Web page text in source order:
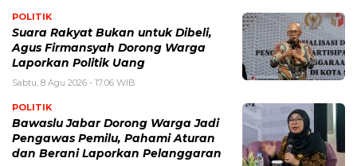
POLITIK
Suara Rakyat Bukan untuk Dibeli,
Agus Firmansyah Dorong Warga
Laporkan Politik Uang
Sabtu, 8 Agu 2026 - 17:06 WIB
POLITIK
Bawaslu Jabar Dorong Warga Jadi
Pengawas Pemilu, Pahami Aturan
dan Berani Laporkan Pelanggaran